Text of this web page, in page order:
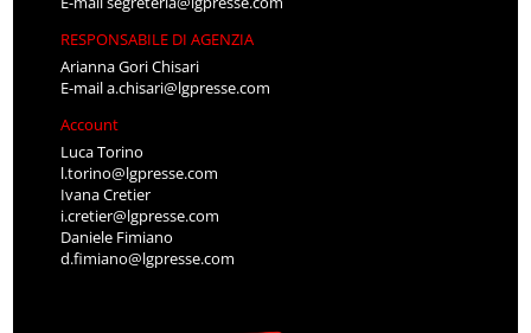
RESPONSABILE DI AGENZIA
Arianna Gori Chisari
E-maila.chisari@lgpresse.com
Account
Luca Torino
l.torino@lgpresse.com
Ivana Cretier
i.cretier@lgpresse.com
Daniele Fimiano
d.fimiano@lgpresse.com